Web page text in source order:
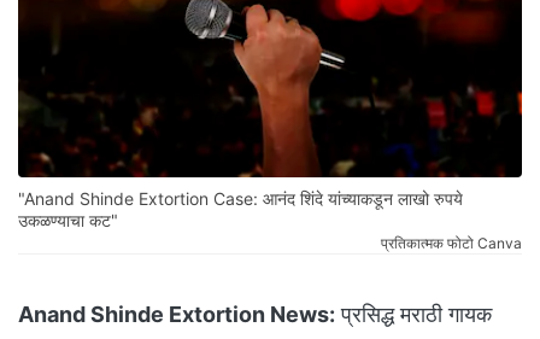
"Anand Shinde Extortion Case: आनंद शिंदे यांच्याकडून लाखो रुपये
उकळण्याचा कट"
प्रतिकात्मक फोटो Canva
Anand Shinde Extortion News: प्रसिद्ध मराठी गायक